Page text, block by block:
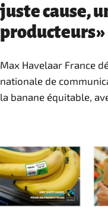
juste cause,
producteurs »
Max Havelaar France
nationale de
la banane équitable,